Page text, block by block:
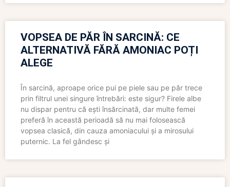
VOPSEA DE PĂR ÎN SARCINĂ: CE
ALTERNATIVĂ FĂRĂ AMONIAC POȚI
ALEGE
În sarcină, aproape orice pui pe piele sau pe păr trece
prin filtrul unei singure întrebări: este sigur? Firele albe
nu dispar pentru că ești însărcinată, dar multe femei
preferă în această perioadă să nu mai folosească
vopsea clasică, din cauza amoniacului și a mirosului
puternic. La fel gândesc și